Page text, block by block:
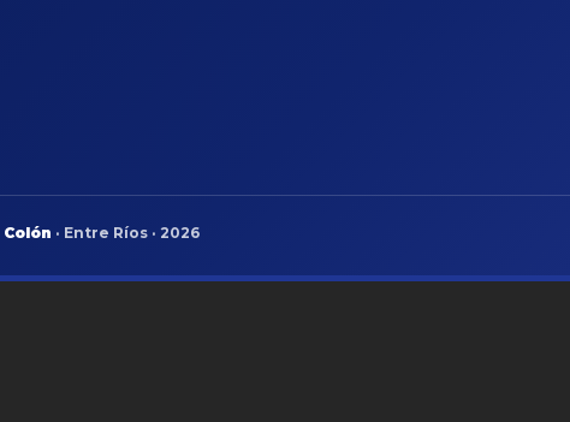
· Entre Ríos · 2026